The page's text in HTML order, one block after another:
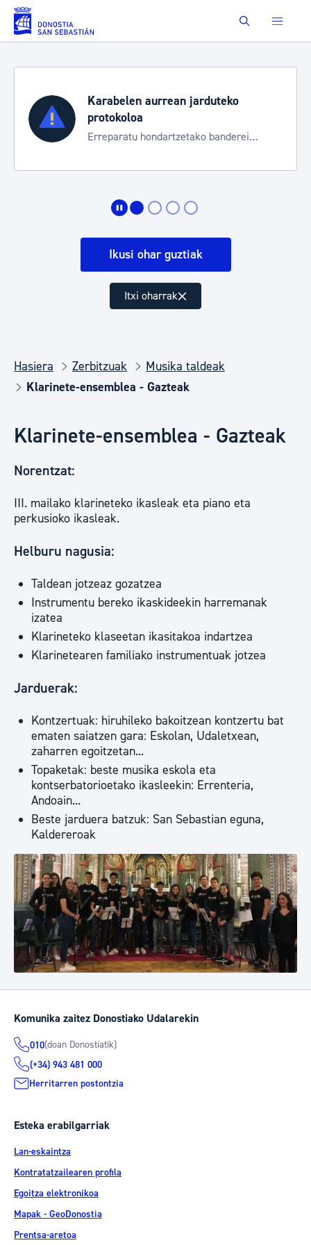
Eduki nagusira joan Buscar
Karabelen aurrean jarduteko
protokoloa
Erreparatu hondartzetako banderei
Ikusi ohar guztiak
Itxi oharrak
Hasiera Zerbitzuak
Musika taldeak
Klarinete-ensemblea - Gazteak
Klarinete-ensemblea - Gazteak
Norentzat:
III. mailako klarineteko ikasleak eta piano eta
perkusioko ikasleak.
Helburu nagusia:
Taldean jotzeaz gozatzea
Instrumentu bereko ikaskideekin harremanak
izatea
Klarineteko klaseetan ikasitakoa indartzea
Klarinetearen familiako instrumentuak jotzea
Jarduerak:
Kontzertuak: hiruhileko bakoitzean kontzertu bat
ematen saiatzen gara: Eskolan, Udaletxean,
zaharren egoitzetan...
Topaketak: beste musika eskola eta
kontserbatorioetako ikasleekin: Errenteria,
Andoain...
Beste jarduera batzuk: San Sebastian eguna,
Kaldereroak
Komunika zaitez Donostiako Udalarekin
010(doan Donostiatik)
(+34) 943 481 000
Herritarren postontzia
Esteka erabilgarriak
Lan-eskaintza
Kontratatzailearen profila
Egoitza elektronikoa
Mapak - GeoDonostia
Prentsa-aretoa